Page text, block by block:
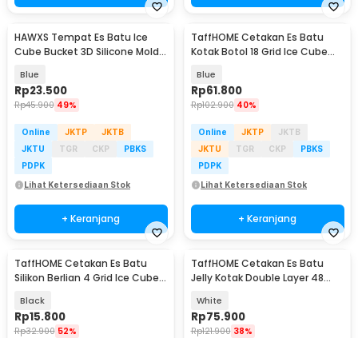
HAWXS Tempat Es Batu Ice
Cube Bucket 3D Silicone Mold -
Blue
Rp23.500
Rp45.900 49%
Online JKTP
JKTB
JKTU
TGR CKP
PBKS
PDPK
Lihat Ketersediaan Stok
+ Keranjang
TaffHOME Cetakan Es Batu
Kotak Botol 18 Grid Ice Cube
Blue
Rp61.800
Rp102.900 40%
Online JKTP
JKTB
JKTU
TGR CKP
PBKS
PDPK
Lihat Ketersediaan Stok
+ Keranjang
TaffHOME Cetakan Es Batu
Silikon Berlian 4 Grid Ice Cube
Black
Rp15.800
Rp32.900 52%
TaffHOME Cetakan Es Batu
Jelly Kotak Double Layer 48
White
Rp75.900
Rp121.900 38%